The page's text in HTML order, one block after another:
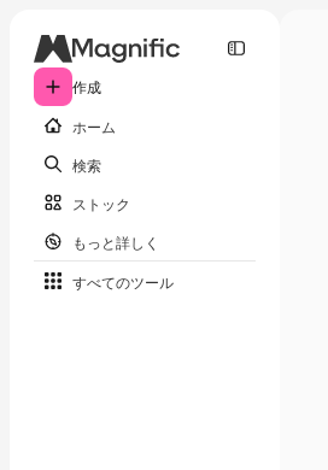
作成
ホーム
検索
ストック
もっと詳しく
すべてのツール